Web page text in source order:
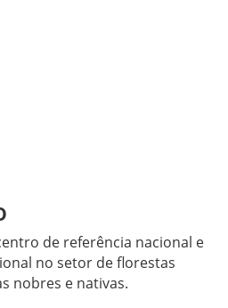
de referência nacional e
no setor de florestas
nobres e nativas.